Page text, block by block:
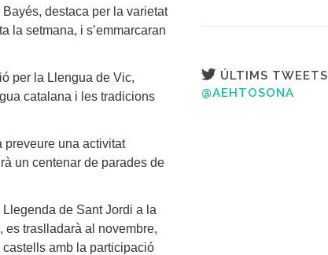
destaca per la varietat
la setmana, i s’emmarcaran
per la Llengua de Vic,
catalana i les tradicions
preveure una activitat
un centenar de parades de
de Sant Jordi a la
es traslladarà al novembre,
amb la participació
ÚLTIMS TWEETS
@AEHTOSONA